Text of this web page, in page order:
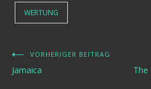
WERTUNG
Beitragsnavigation
VORHERIGER BEITRAG
Jamaica
The